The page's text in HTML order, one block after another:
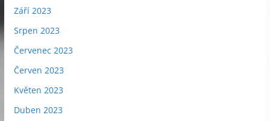
Září 2023
Srpen 2023
Červenec 2023
Červen 2023
Květen 2023
Duben 2023